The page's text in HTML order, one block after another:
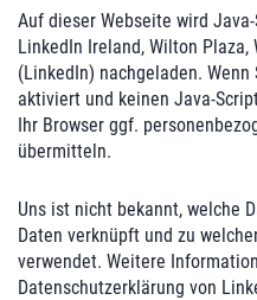
Auf dieser Webseite wird
LinkedIn Ireland, Wilton
(LinkedIn) nachgeladen.
aktiviert und keinen Java-
Ihr Browser ggf.
übermitteln.
Uns ist nicht bekannt, welche
Daten verknüpft und zu
verwendet. Weitere
Datenschutzerklärung von